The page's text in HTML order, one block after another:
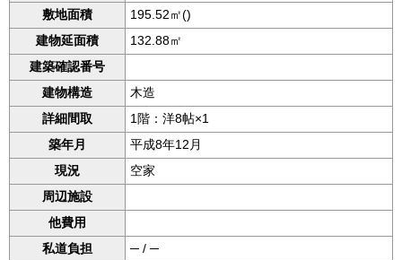
敷地面積
195.52㎡()
建物延面積
132.88㎡
建築確認番号
建物構造
木造
詳細間取
1階：洋8帖×1
築年月
平成8年12月
現況
空家
周辺施設
他費用
私道負担
─ / ─